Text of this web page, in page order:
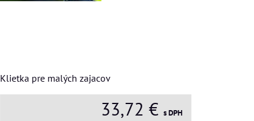
Klietka pre malých zajacov
33,72 € s DPH